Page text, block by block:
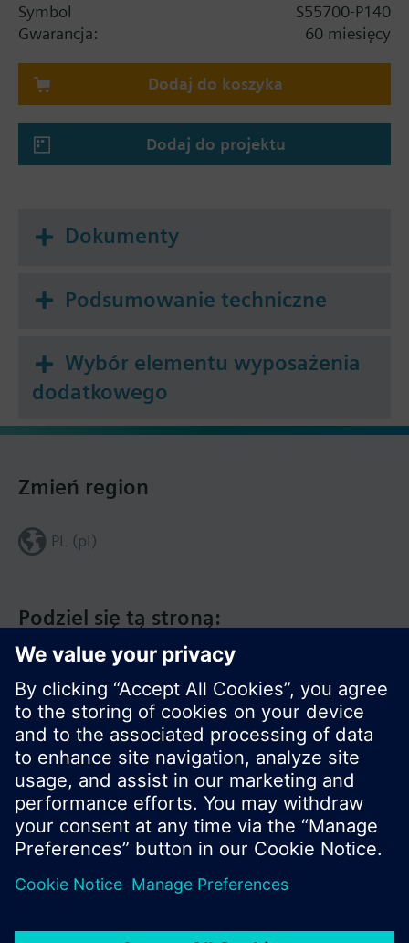
Symbol
S55700-P140
Gwarancja:
60 miesięcy
Dodaj do koszyka
Dodaj do projektu
Dokumenty
Podsumowanie techniczne
Wybór elementu wyposażenia
dodatkowego
Podziel się tą stroną:
Zmień region
PL (pl)
© Siemens Switzerland Ltd. 2020
Zakres produktów i ceny mogą się różnić w